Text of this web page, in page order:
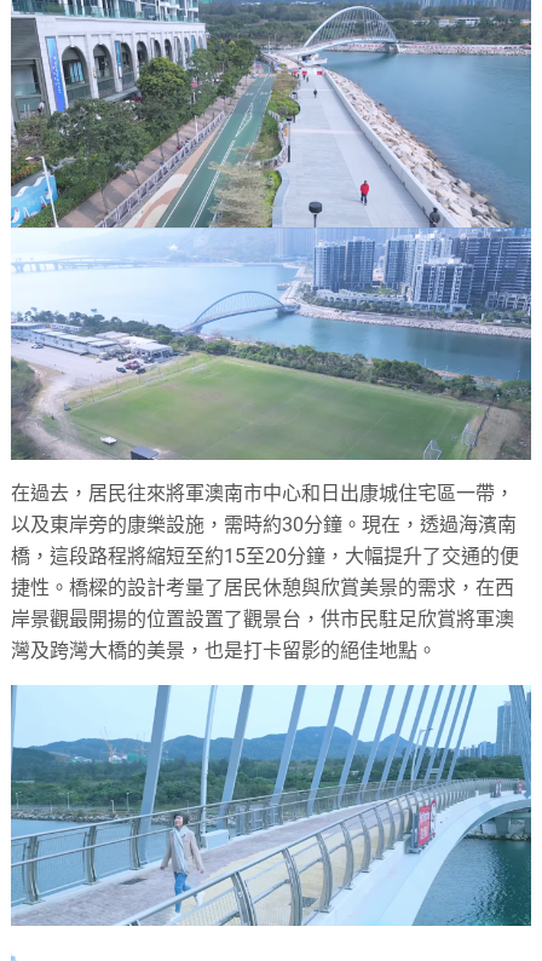
在過去，居民往來將軍澳南市中心和日出康城住宅區一帶，
以及東岸旁的康樂設施，需時約30分鐘。現在，透過海濱南
橋，這段路程將縮短至約15至20分鐘，大幅提升了交通的便
捷性。橋樑的設計考量了居民休憩與欣賞美景的需求，在西
岸景觀最開揚的位置設置了觀景台，供市民駐足欣賞將軍澳
灣及跨灣大橋的美景，也是打卡留影的絕佳地點。